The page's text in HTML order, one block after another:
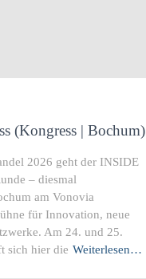
(Kongress | Bochum)
2026 geht der INSIDE
– diesmal
am Vonovia
für Innovation, neue
Am 24. und 25.
sich hier die Weiterlesen…